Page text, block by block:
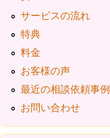
サービスの流れ
特典
料金
お客様の声
最近の相談依頼事例
お問い合わせ